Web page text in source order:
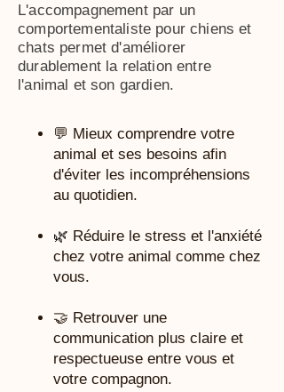
L'accompagnement par un
comportementaliste pour chiens et
chats permet d'améliorer
durablement la relation entre
l'animal et son gardien.
💬 Mieux comprendre votre
animal et ses besoins afin
d'éviter les incompréhensions
au quotidien.
🌿 Réduire le stress et l'anxiété
chez votre animal comme chez
vous.
🤝 Retrouver une
communication plus claire et
respectueuse entre vous et
votre compagnon.